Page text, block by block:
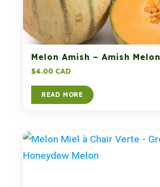
Melon Amish – Amish Melon
$4.00 CAD
READ MORE